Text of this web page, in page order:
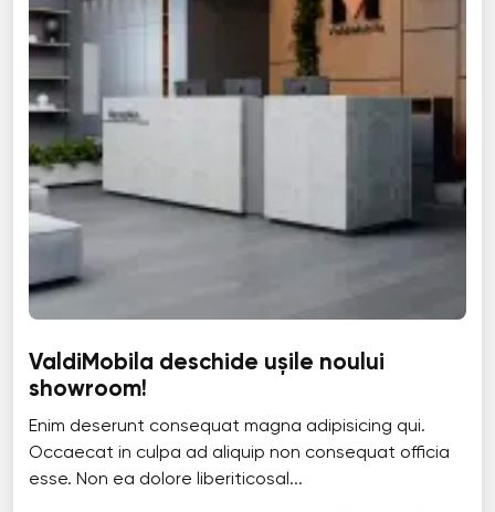
ValdiMobila deschide ușile noului
showroom!
Enim deserunt consequat magna adipisicing qui.
Occaecat in culpa ad aliquip non consequat officia
esse. Non ea dolore liberiticosal...